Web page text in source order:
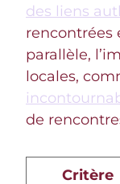
des liens
rencontrées
parallèle,
locales,
de
Critère